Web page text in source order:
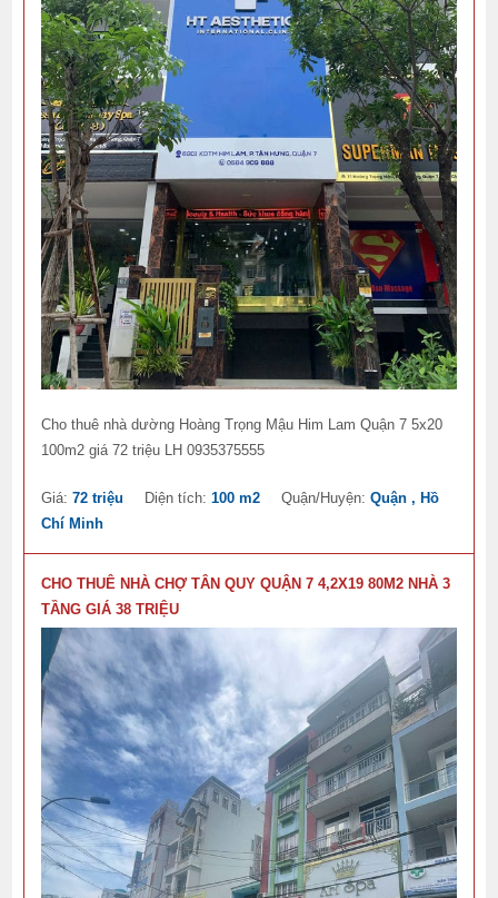
Cho thuê nhà dường Hoàng Trọng Mậu Him Lam Quận 7 5x20
100m2 giá 72 triệu LH 0935375555
Giá:72 triệu Diện tích:100 m2 Quận/Huyện:Quận , Hồ
Chí Minh
CHO THUÊ NHÀ CHỢ TÂN QUY QUẬN 7 4,2X19 80M2 NHÀ 3
TẦNG GIÁ 38 TRIỆU